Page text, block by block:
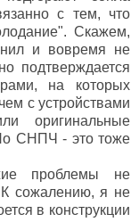
с тем, что
Скажем,
и вовремя не
подтверждается
на которых
с устройствами
оригинальные
СНПЧ - это тоже
проблемы не
К сожалению, я не
в конструкции